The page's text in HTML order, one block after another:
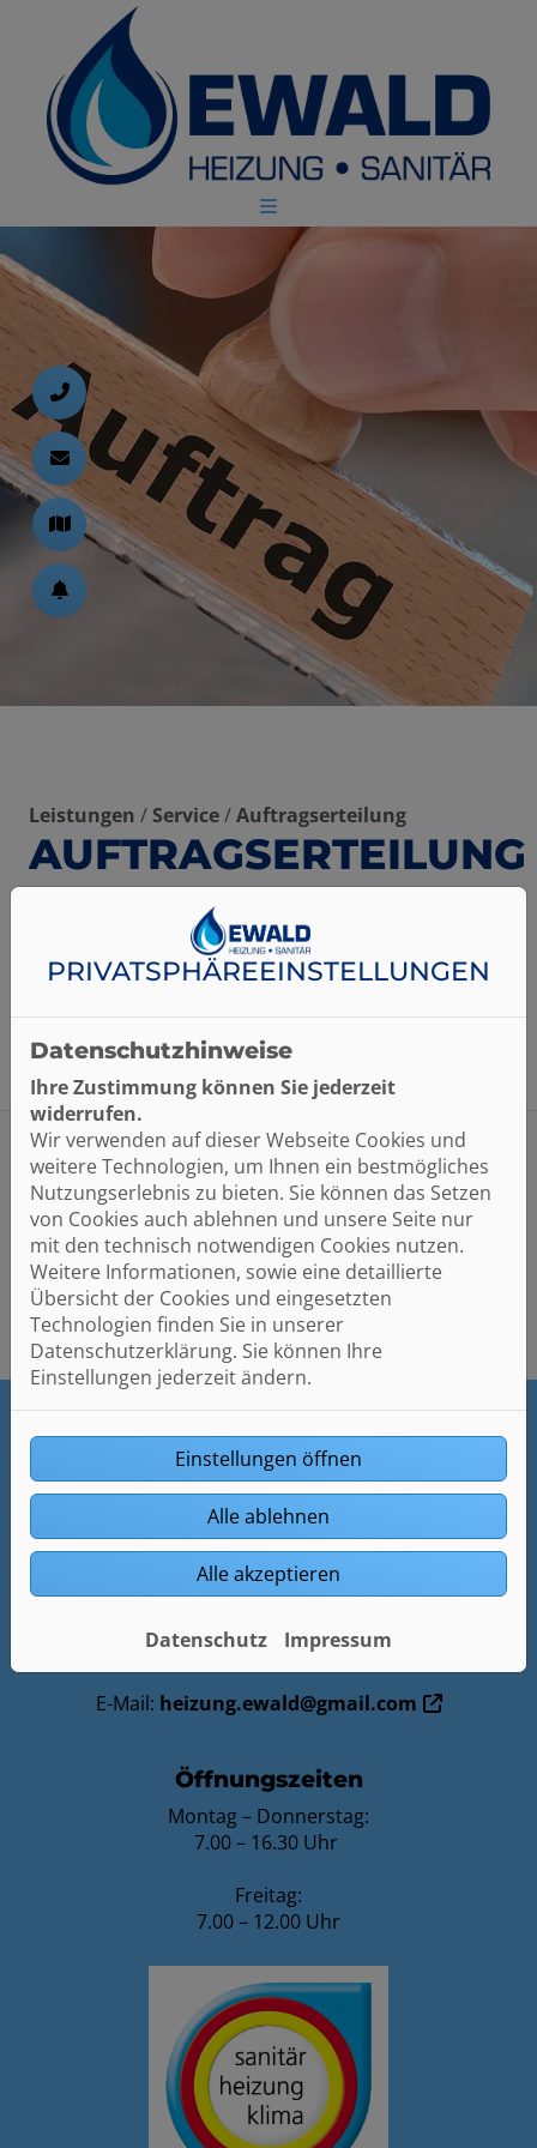
Leistungen / Service/Auftragserteilung
AUFTRAGSERTEILUNG
Das Formular für die Auftragserteilung steht im
Moment leider nicht zur Verfügung. Nutzen Sie gern
unser Kontaktformular. Wir danken für Ihr
Verständnis.
Bitte das Cookie-Consent-Tool öffnen, um die für dieses
Element notwendigen Cookies zu akzeptieren.
FOOTER - KONTAKTDATEN UND
Kontakt
Ewald Heizung Sanitär
Neue Siedlung 5
25866 Mildstedt
04841 66 911 40 / Mobil: 0151 62 62 73 96
E-Mail: heizung.ewald@gmail.com
Öffnungszeiten
Montag – Donnerstag:
7.00 – 16.30 Uhr
Freitag:
7.00 – 12.00 Uhr
schließen
und schließen
PRIVATSPHÄRE­EINSTELLUNGEN
Datenschutzhinweise
Ihre Zustimmung können Sie jederzeit
widerrufen.
Wir verwenden auf dieser Webseite Cookies und
weitere Technologien, um Ihnen ein bestmögliches
Nutzungserlebnis zu bieten. Sie können das Setzen
von Cookies auch ablehnen und unsere Seite nur
mit den technisch notwendigen Cookies nutzen.
Weitere Informationen, sowie eine detaillierte
Übersicht der Cookies und eingesetzten
Technologien finden Sie in unserer
Datenschutzerklärung. Sie können Ihre
Einstellungen jederzeit ändern.
Einstellungen öffnen
Alle ablehnen
Alle akzeptieren
Datenschutz Impressum